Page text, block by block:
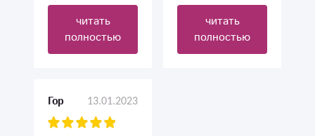
персонал,
недорогие цены,
комфортное
помещение,
качества.
Очень довольны
цветами!!!
читать
полностью
удобно, спасибо
Вам! Всем
рекомендую.
читать
полностью
Гор 13.01.2023